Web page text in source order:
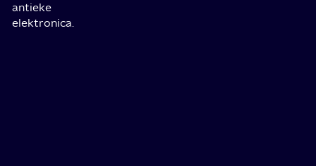
antieke
elektronica.